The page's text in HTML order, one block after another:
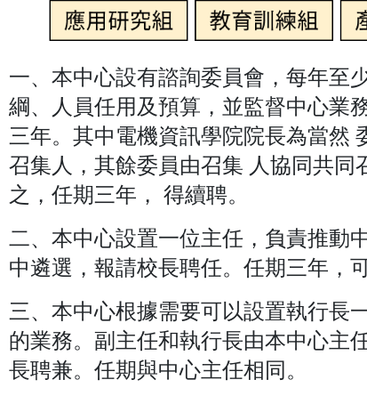
一、本中心設有諮詢委員會，每年至
綱、人員任用及預算，並監督中心業
三年。其中電機資訊學院院長為當然
召集人，其餘委員由召集 人協同共
之，任期三年， 得續聘。
二、本中心設置一位主任，負責推動
中遴選，報請校長聘任。任期三年，
三、本中心根據需要可以設置執行長
的業務。副主任和執行長由本中心主
長聘兼。任期與中心主任相同。